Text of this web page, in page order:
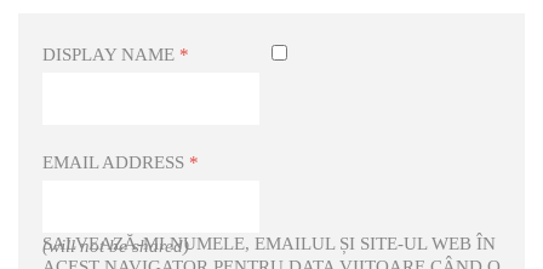
DISPLAY NAME *
EMAIL ADDRESS *
(will not be shared)
SALVEAZĂ-MI NUMELE, EMAILUL ȘI SITE-UL WEB ÎN